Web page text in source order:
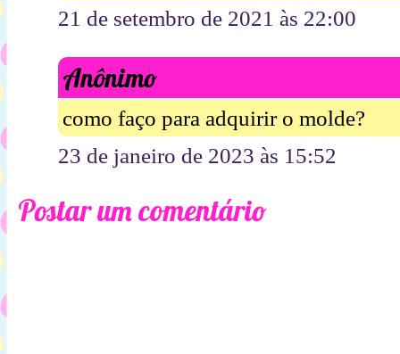
21 de setembro de 2021 às 22:00
Anônimo
como faço para adquirir o molde?
23 de janeiro de 2023 às 15:52
Postar um comentário